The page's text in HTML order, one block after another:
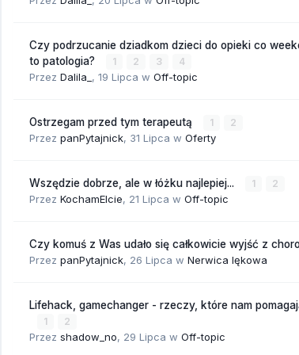
Czy podrzucanie dziadkom dzieci do opieki co
to patologia?
1 2 3 4
Przez Dalila_ , 19 Lipca w Off-topic
Ostrzegam przed tym terapeutą 1 2
Przez panPytajnick, 31 Lipca w Oferty
Wszędzie dobrze, ale w łóżku najlepiej... 1 2
Przez KochamElcie, 21 Lipca w Off-topic
Czy komuś z Was udało się całkowicie wyjść z
Przez panPytajnick, 26 Lipca w Nerwica lękowa
Lifehack, gamechanger - rzeczy, które nam
1 2
Przez shadow_no, 29 Lipca w Off-topic